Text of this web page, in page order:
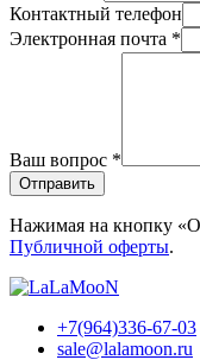
Контактный телефон
Электронная почта *
Ваш вопрос *
Отправить
Нажимая на кнопку
Публичной оферты.
+7(964)336-67-03
sale@lalamoon.ru